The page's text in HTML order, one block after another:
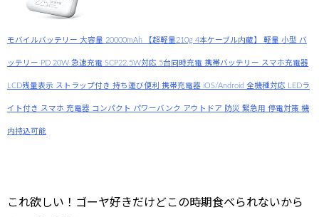
モバイルバッテリー 大容量 20000mAh 【超軽量210g 4本ケーブル内蔵】 軽量 小型 バ
ッテリー PD 20W 急速充電 SCP22.5W対応 5台同時充電 携帯バッテリー スマホ充電器
LCD残量表示 ストラップ付き 持ち運び便利 携帯充電器 iOS/Android 全機種対応 LEDラ
イト付き スマホ 充電器 コンパクト パワーバンク アウトドア 防災 緊急用 停電対策 機
内持込可能
これ欲しい！ゴーヤ好きだけどこの時期食べられないから